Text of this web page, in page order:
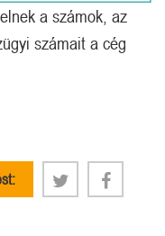
a számok, az
számait a cég